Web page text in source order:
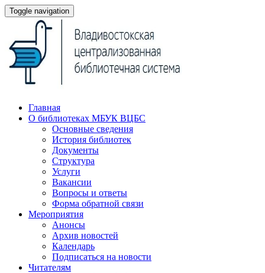
Toggle navigation
Главная
О библиотеках МБУК ВЦБС
Основные сведения
История библиотек
Документы
Структура
Услуги
Вакансии
Вопросы и ответы
Форма обратной связи
Мероприятия
Анонсы
Архив новостей
Календарь
Подписаться на новости
Читателям